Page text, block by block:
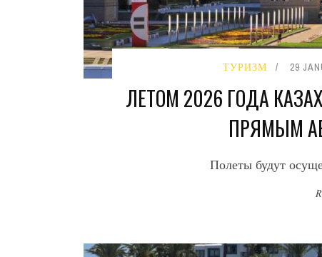
ТУРИЗМ 29
ЛЕТОМ 2026 ГОДА
ПРЯМЫМ
Полеты будут